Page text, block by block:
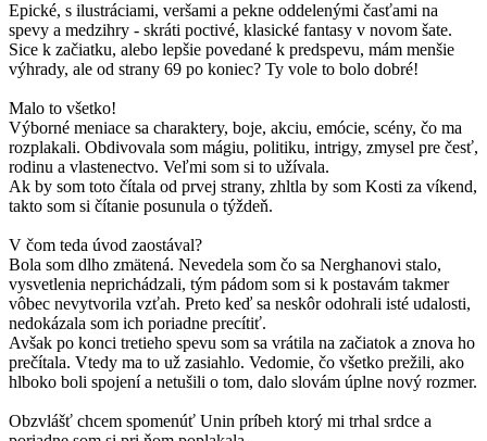
Epické, s ilustráciami, veršami a pekne oddelenými časťami na
spevy a medzihry - skráti poctivé, klasické fantasy v novom šate.
Sice k začiatku, alebo lepšie povedané k predspevu, mám menšie
výhrady, ale od strany 69 po koniec? Ty vole to bolo dobré!
Malo to všetko!
Výborné meniace sa charaktery, boje, akciu, emócie, scény, čo ma
rozplakali. Obdivovala som mágiu, politiku, intrigy, zmysel pre česť,
rodinu a vlastenectvo. Veľmi som si to užívala.
Ak by som toto čítala od prvej strany, zhltla by som Kosti za víkend,
takto som si čítanie posunula o týždeň.
V čom teda úvod zaostával?
Bola som dlho zmätená. Nevedela som čo sa Nerghanovi stalo,
vysvetlenia neprichádzali, tým pádom som si k postavám takmer
vôbec nevytvorila vzťah. Preto keď sa neskôr odohrali isté udalosti,
nedokázala som ich poriadne precítiť.
Avšak po konci tretieho spevu som sa vrátila na začiatok a znova ho
prečítala. Vtedy ma to už zasiahlo. Vedomie, čo všetko prežili, ako
hlboko boli spojení a netušili o tom, dalo slovám úplne nový rozmer.
Obzvlášť chcem spomenúť Unin príbeh ktorý mi trhal srdce a